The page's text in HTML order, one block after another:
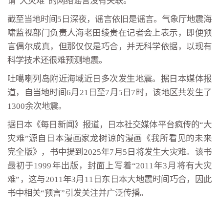
截至当地时间5日深夜，谣言依旧是谣言。气象厅地震海
啸监视部门负责人海老田绫贵在记者会上表示，即便预
言偶尔成真，但那仅仅是巧合，并无科学依据，以现有
科学技术还很难预测地震。
吐噶喇列岛附近海域近日多次发生地震。据日本媒体报
道，自当地时间6月21日至7月5日7时，该地区共发生了
1300余次地震。
据日本《每日新闻》报道，日本社交媒体平台疯传的“大
灾难”源自日本漫画家龙树谅的漫画《我所看见的未来
完全版》，书中提到2025年7月5日将发生大灾难。该书
最初于1999年出版，封面上写着“2011年3月将有大灾
难”，这与2011年3月11日东日本大地震时间巧合，因此
书中相关“预言”引发关注并广泛传播。